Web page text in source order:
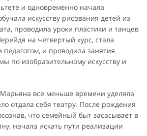
и одновременно начала
искусству рисования детей из
проводила уроки пластики и танцев
на четвертый курс, стала
и проводила занятия
по изобразительному искусству и
все меньше времени уделяла
отдала себя театру. После рождения
что семейный быт засасывает в
начала искать пути реализации